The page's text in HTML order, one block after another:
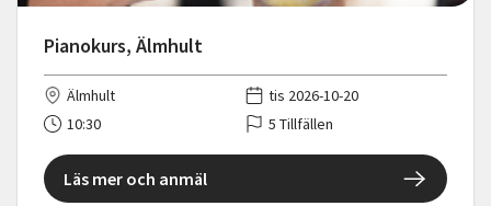
Pianokurs, Älmhult
Älmhult
tis 2026-10-20
10:30
5 Tillfällen
Läs mer och anmäl